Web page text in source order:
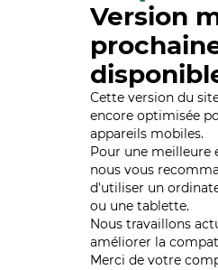
Version
Cette version du
encore optimisée
appareils mobiles.
Pour une meilleure
nous vous
d'utiliser un
ou une tablette.
Nous travaillons
améliorer la
Merci de votre